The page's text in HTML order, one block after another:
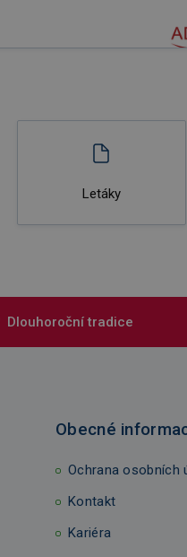
Letáky
Dlouhoroční tradice
Obecné
Ochrana osobních
Kontakt
Kariéra